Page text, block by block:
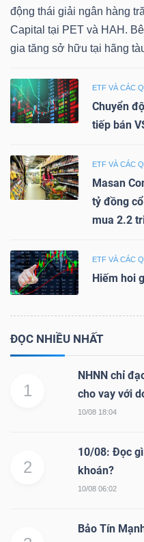
động thái giải ngân hàng
Capital tại PET và HAH.
gia tăng sở hữu tại hãng
ETF VÀ CÁC
Chuyển
tiếp bán
ETF VÀ CÁC
Masan
tỷ đồng
mua 2.2
ETF VÀ CÁC
Hiếm hoi
ĐỌC NHIỀU NHẤT
1
NHNN chỉ
cho vay với
10/08 18:04
2
10/08: Đọc
khoán?
10/08 06:02
Bảo Tín